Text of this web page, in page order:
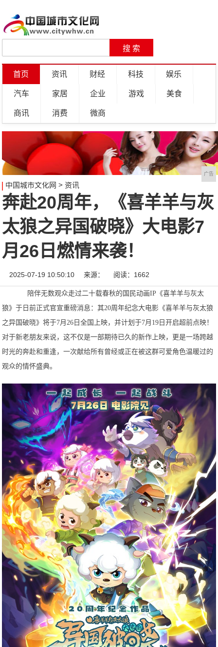
首页 资讯 财经 科技 娱乐
汽车 家居 企业 游戏 美食
商讯 消费 微商
广告
中国城市文化网 > 资讯
奔赴20周年，《喜羊羊与灰
太狼之异国破晓》大电影7
月26日燃情来袭！
2025-07-19 10:50:10 来源： 阅读：1662
陪伴无数观众走过二十载春秋的国民动画IP《喜羊羊与灰太
狼》于日前正式官宣重磅消息：其20周年纪念大电影《喜羊羊与灰太狼
之异国破晓》将于7月26日全国上映，并计划于7月19日开启超前点映！
对于新老朋友来说，这不仅是一部期待已久的新作上映，更是一场跨越
时光的奔赴和重逢，一次献给所有曾经或正在被这群可爱角色温暖过的
观众的情怀盛典。